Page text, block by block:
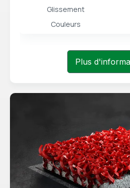
Glissement
Couleurs
Plus